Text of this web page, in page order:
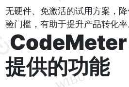
无硬件、免激活的试用方案，
验门槛，有助于提升产品转化率
CodeMeter
提供的功能